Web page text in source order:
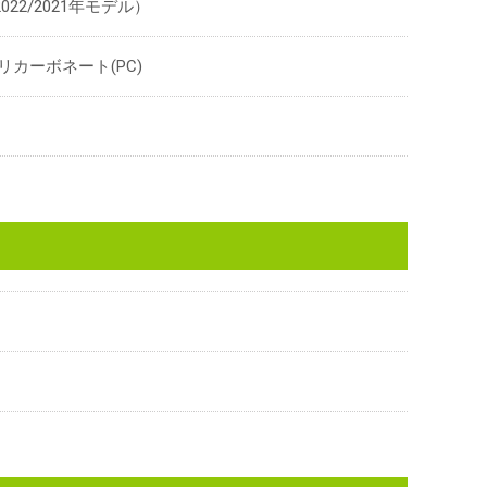
2021年モデル）
カーボネート(PC)